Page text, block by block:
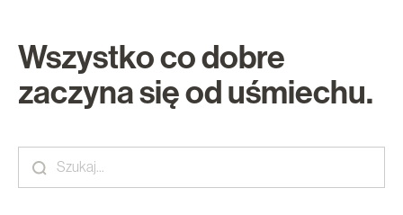
Wszystko co dobre
zaczyna się od uśmiechu.